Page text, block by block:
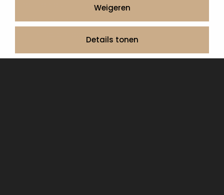
Weigeren
Details tonen
Onze werkwijze
Urnen en as sieraden webshop
Volg ons op: